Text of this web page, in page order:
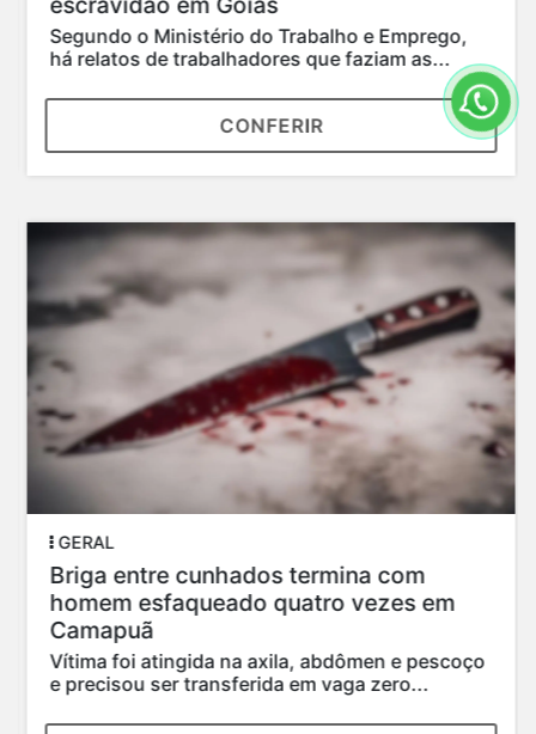
Segundo o Ministério do Trabalho e Emprego,
há relatos de trabalhadores que faziam as...
CONFERIR
GERAL
Briga entre cunhados termina com
homem esfaqueado quatro vezes em
Camapuã
Vítima foi atingida na axila, abdômen e pescoço
e precisou ser transferida em vaga zero...